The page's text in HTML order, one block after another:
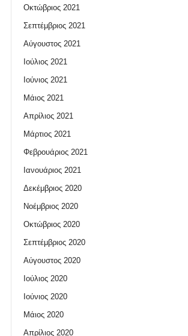
Οκτώβριος 2021
Σεπτέμβριος 2021
Αύγουστος 2021
Ιούλιος 2021
Ιούνιος 2021
Μάιος 2021
Απρίλιος 2021
Μάρτιος 2021
Φεβρουάριος 2021
Ιανουάριος 2021
Δεκέμβριος 2020
Νοέμβριος 2020
Οκτώβριος 2020
Σεπτέμβριος 2020
Αύγουστος 2020
Ιούλιος 2020
Ιούνιος 2020
Μάιος 2020
Απρίλιος 2020